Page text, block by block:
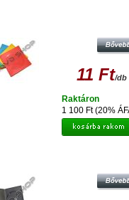
11 Ft/db
1 100 Ft (20%
Raktáron